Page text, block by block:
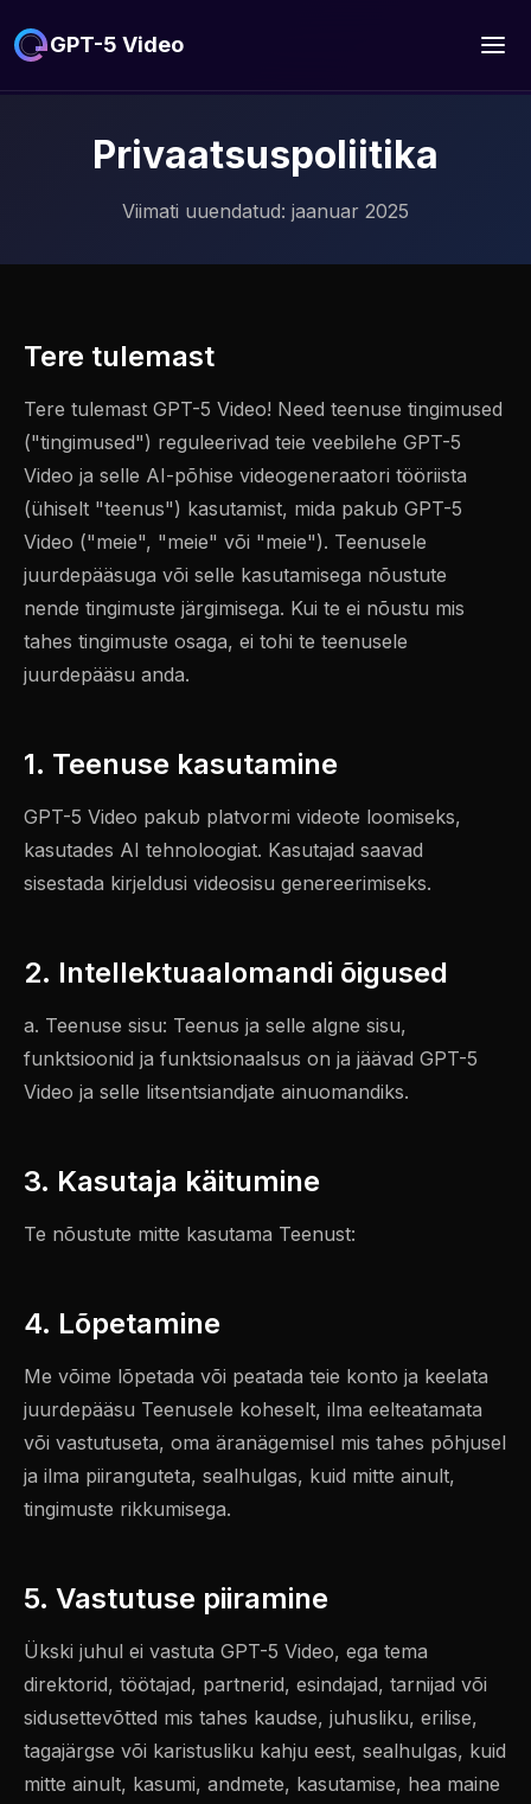
GPT-5 Video
Privaatsuspoliitika
Viimati uuendatud: jaanuar 2025
Tere tulemast
Tere tulemast GPT-5 Video! Need teenuse tingimused
("tingimused") reguleerivad teie veebilehe GPT-5
Video ja selle AI-põhise videogeneraatori tööriista
(ühiselt "teenus") kasutamist, mida pakub GPT-5
Video ("meie", "meie" või "meie"). Teenusele
juurdepääsuga või selle kasutamisega nõustute
nende tingimuste järgimisega. Kui te ei nõustu mis
tahes tingimuste osaga, ei tohi te teenusele
juurdepääsu anda.
1. Teenuse kasutamine
GPT-5 Video pakub platvormi videote loomiseks,
kasutades AI tehnoloogiat. Kasutajad saavad
sisestada kirjeldusi videosisu genereerimiseks.
2. Intellektuaalomandi õigused
a. Teenuse sisu: Teenus ja selle algne sisu,
funktsioonid ja funktsionaalsus on ja jäävad GPT-5
Video ja selle litsentsiandjate ainuomandiks.
3. Kasutaja käitumine
Te nõustute mitte kasutama Teenust:
4. Lõpetamine
Me võime lõpetada või peatada teie konto ja keelata
juurdepääsu Teenusele koheselt, ilma eelteatamata
või vastutuseta, oma äranägemisel mis tahes põhjusel
ja ilma piiranguteta, sealhulgas, kuid mitte ainult,
tingimuste rikkumisega.
5. Vastutuse piiramine
Ükski juhul ei vastuta GPT-5 Video, ega tema
direktorid, töötajad, partnerid, esindajad, tarnijad või
sidusettevõtted mis tahes kaudse, juhusliku, erilise,
tagajärgse või karistusliku kahju eest, sealhulgas, kuid
mitte ainult, kasumi, andmete, kasutamise, hea maine